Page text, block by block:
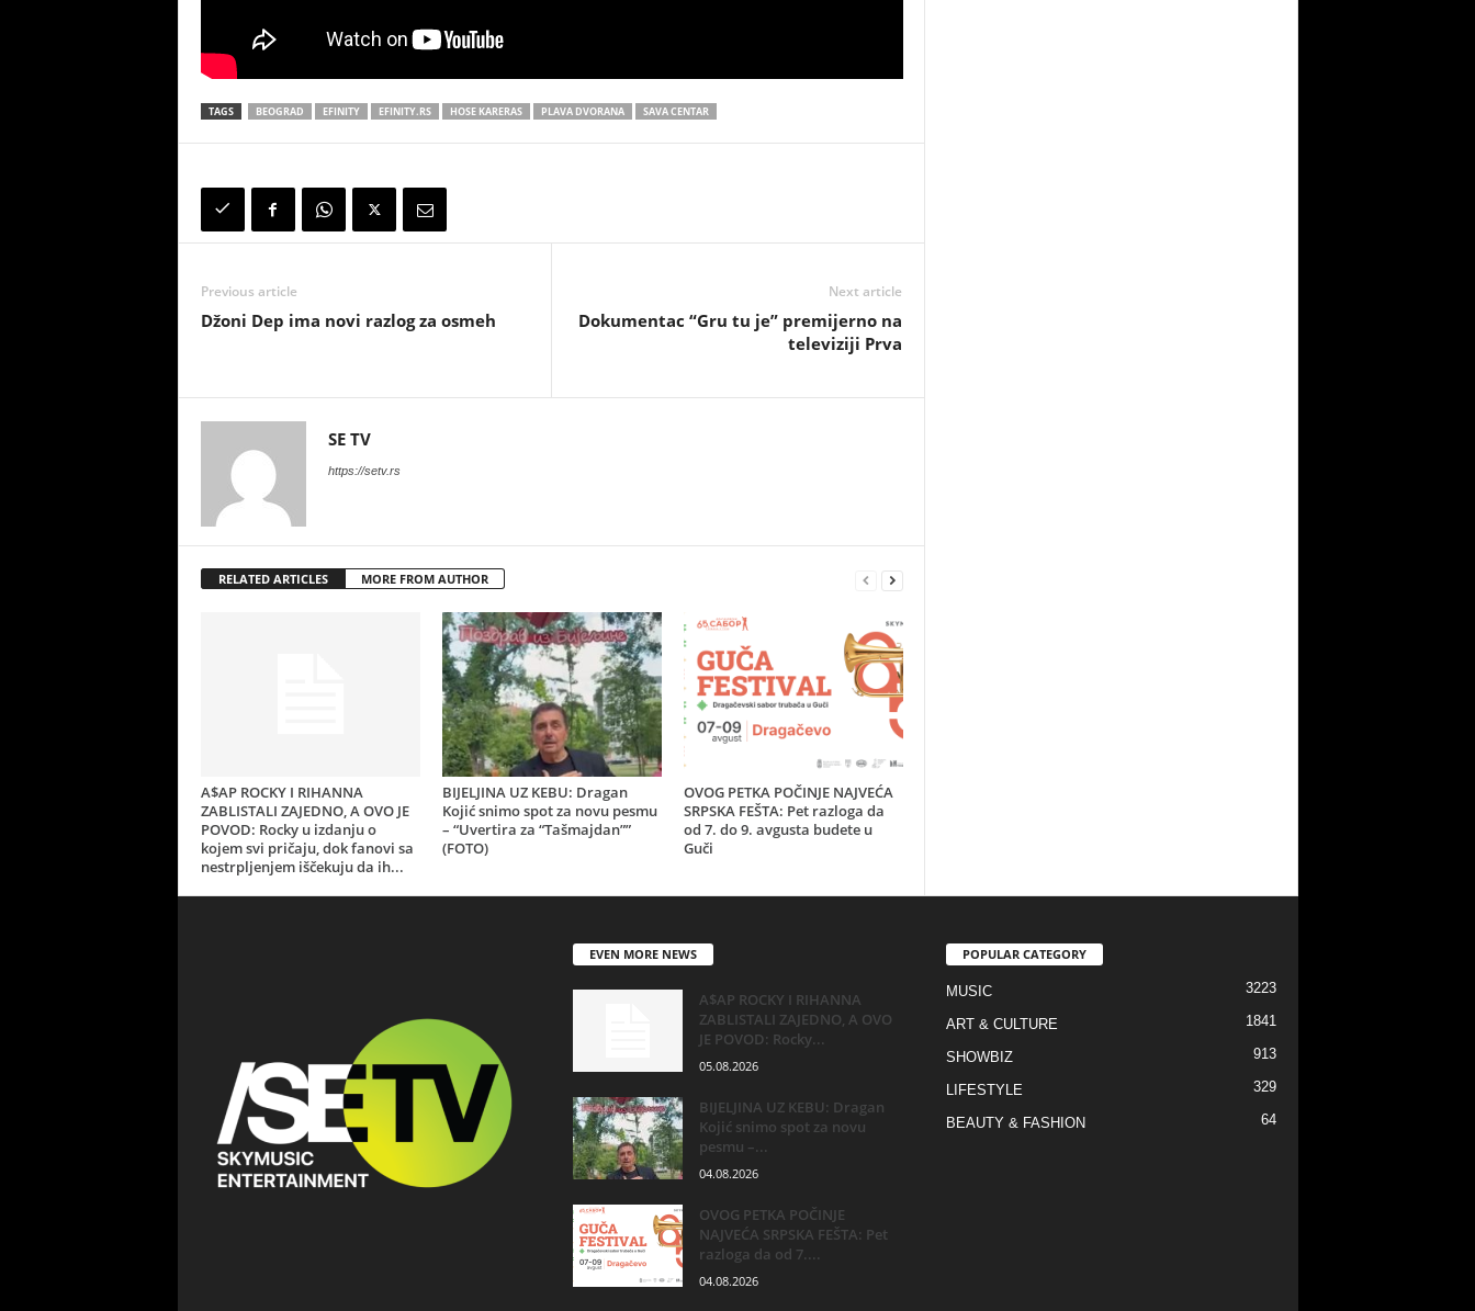
TAGS BEOGRAD EFINITY EFINITY.RS HOSE KARERAS PLAVA DVORANA SAVA CENTAR
Previous article
Džoni Dep ima novi razlog za osmeh
Next article
Dokumentac “Gru tu je” premijerno na
televiziji Prva
SE TV
https://setv.rs
RELATED ARTICLES MORE FROM AUTHOR
A$AP ROCKY I RIHANNA
ZABLISTALI ZAJEDNO, A OVO JE
POVOD: Rocky u izdanju o
kojem svi pričaju, dok fanovi sa
nestrpljenjem iščekuju da ih...
BIJELJINA UZ KEBU: Dragan
Kojić snimo spot za novu pesmu
– “Uvertira za “Tašmajdan””
(FOTO)
OVOG PETKA POČINJE NAJVEĆA
SRPSKA FEŠTA: Pet razloga da
od 7. do 9. avgusta budete u
Guči
EVEN MORE NEWS
A$AP ROCKY I RIHANNA
ZABLISTALI ZAJEDNO, A OVO
JE POVOD: Rocky...
05.08.2026
BIJELJINA UZ KEBU: Dragan
Kojić snimo spot za novu
pesmu –...
04.08.2026
OVOG PETKA POČINJE
NAJVEĆA SRPSKA FEŠTA: Pet
razloga da od 7....
04.08.2026
POPULAR CATEGORY
MUSIC 3223
ART & CULTURE 1841
SHOWBIZ 913
LIFESTYLE 329
BEAUTY & FASHION 64